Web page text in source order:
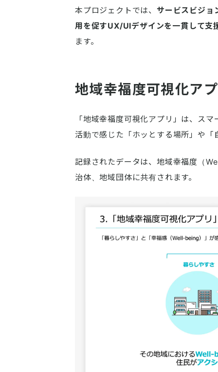
本プロジェクトでは、 サービスビジョ
用を促すUX/UIデザインを一貫して支
ます。
地域幸福度可視化ア
「地域幸福度可視化アプリ」は、ス
活動で感じた「ホッとする場所」や
記録されたデータは、地域幸福度（
治体、地域団体に共有されます。